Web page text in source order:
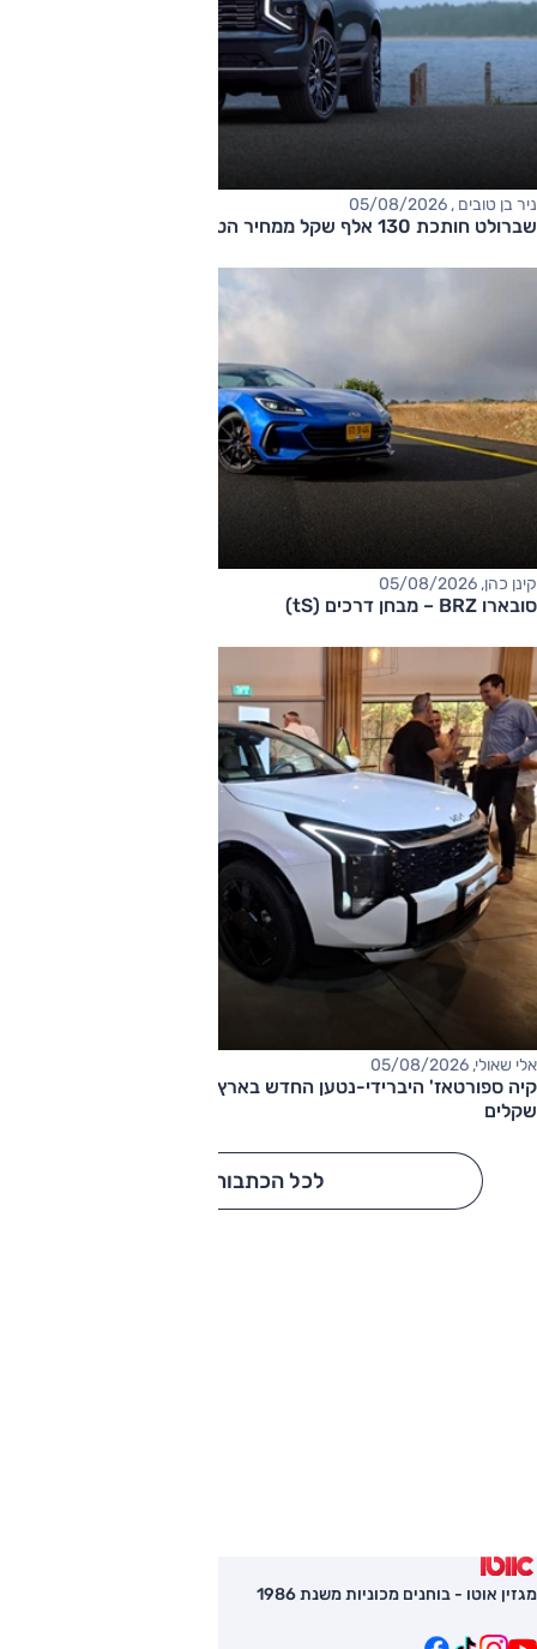
ניר בן טובים , 05/08/2026
שברולט חותכת 130 אלף שקל ממחיר הטאהו
קינן כהן, 05/08/2026
סובארו BRZ – מבחן דרכים (tS)
אלי שאולי, 05/08/2026
שקלים
לכל הכתבות
מגזין אוטו - בוחנים מכוניות משנת 1986